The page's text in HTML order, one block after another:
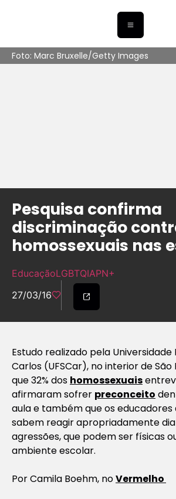
Foto: Marc Bruxelle/Getty Images
Pesquisa confirma
discriminação
homossexuais nas
EducaçãoLGBTQIAPN+
27/03/16
Estudo realizado pela Universidade
Carlos (UFSCar), no interior de
que 32% dos homossexuais
afirmaram sofrer preconceito
aula e também que os educadores
sabem reagir apropriadamente
agressões, que podem ser físicas
ambiente escolar.
Por Camila Boehm, noVermelho